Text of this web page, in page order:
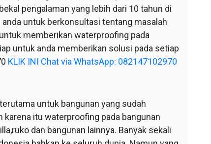
pengalaman yang lebih dari 10 tahun di
untuk berkonsultasi tentang masalah
memberikan waterproofing pada
untuk anda memberikan solusi pada setiap
KLIK INI Chat via WhatsApp: 082147102970
untuk bangunan yang sudah
karena itu waterproofing pada bangunan
dan bangunan lainnya. Banyak sekali